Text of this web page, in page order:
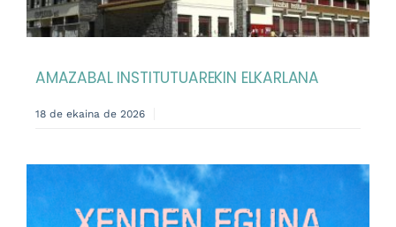
AMAZABAL INSTITUTUAREKIN ELKARLANA
18 de ekaina de 2026